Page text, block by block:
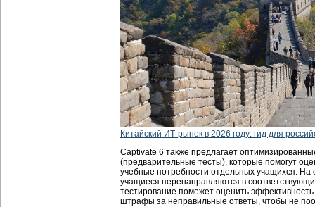
Китайский ИТ-рынок в 2026 году: гид для
Captivate 6 также предлагает
(предварительные тесты), которые помогут
учебные потребности отдельных учащихся. На
учащиеся перенаправляются в
тестирование поможет оценить
штрафы за неправильные ответы, чтобы не